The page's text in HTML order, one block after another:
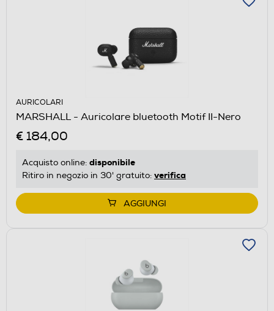
AURICOLARI
MARSHALL - Auricolare bluetooth Motif II-Nero
€ 184,00
Acquisto online: disponibile
Ritiro in negozio in 30' gratuito: verifica
AGGIUNGI